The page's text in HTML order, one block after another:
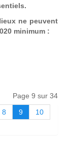
ne peuvent
minimum :
Page 9 sur 34
8 9
10